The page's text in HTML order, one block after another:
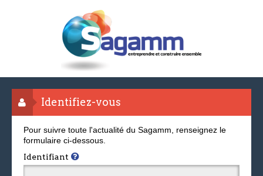
Identifiez-vous
Pour suivre toute l'actualité du Sagamm, renseignez le
formulaire ci-dessous.
Identifiant